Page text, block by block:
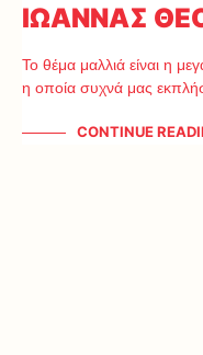
ΙΩΑΝΝΑΣ
Το θέμα μαλλιά είναι η
η οποία συχνά μας
CONTINUE